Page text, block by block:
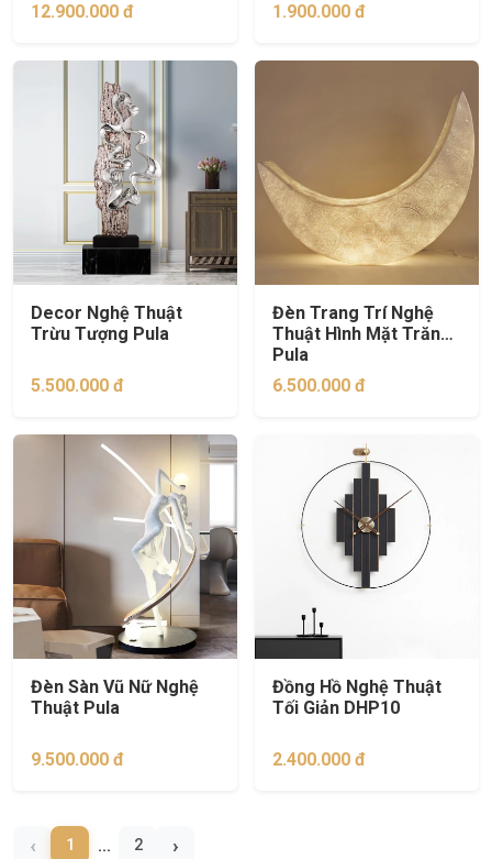
12.900.000 đ 1.900.000 đ
Decor Nghệ Thuật
Trừu Tượng Pula
5.500.000 đ
Đèn Trang Trí Nghệ
Thuật Hình Mặt Trăng
Pula
6.500.000 đ
Đèn Sàn Vũ Nữ Nghệ
Thuật Pula
9.500.000 đ
Đồng Hồ Nghệ Thuật
Tối Giản DHP10
2.400.000 đ
‹ 1 2 ›